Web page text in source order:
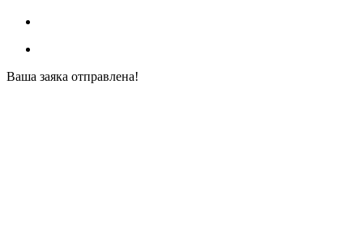
Ваша заяка отправлена!